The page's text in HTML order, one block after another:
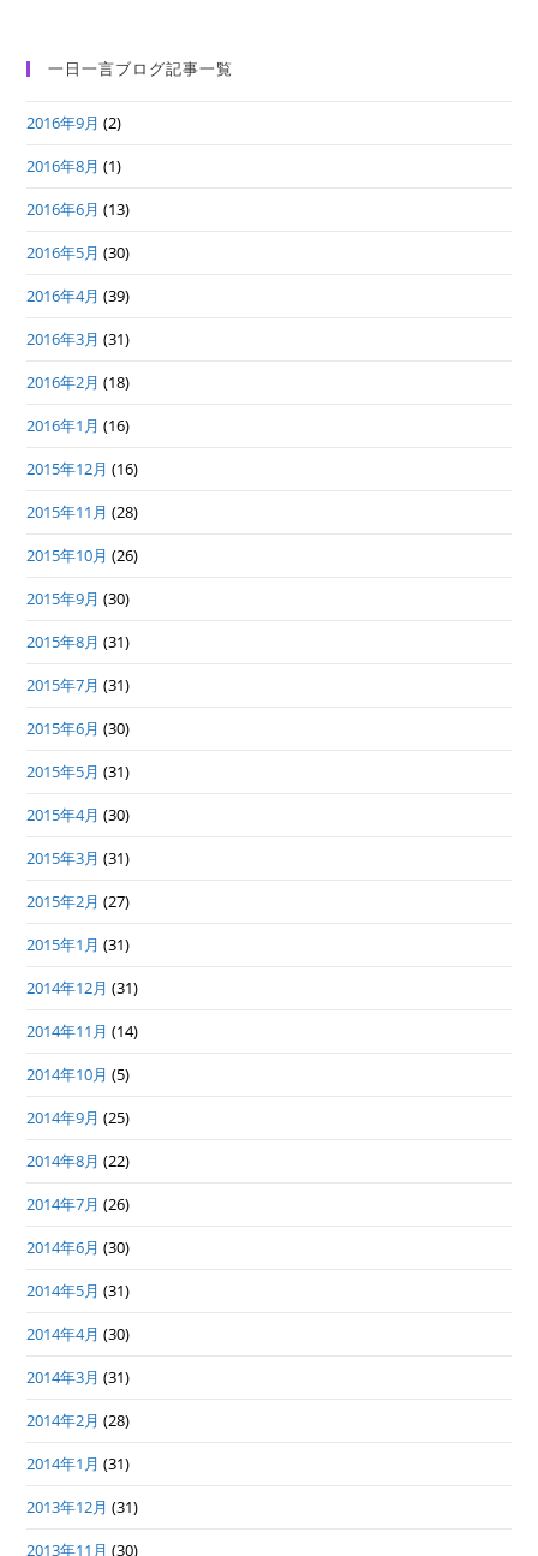
一日一言ブログ記事一覧
2016年9月 (2)
2016年8月 (1)
2016年6月 (13)
2016年5月 (30)
2016年4月 (39)
2016年3月 (31)
2016年2月 (18)
2016年1月 (16)
2015年12月 (16)
2015年11月 (28)
2015年10月 (26)
2015年9月 (30)
2015年8月 (31)
2015年7月 (31)
2015年6月 (30)
2015年5月 (31)
2015年4月 (30)
2015年3月 (31)
2015年2月 (27)
2015年1月 (31)
2014年12月 (31)
2014年11月 (14)
2014年10月 (5)
2014年9月 (25)
2014年8月 (22)
2014年7月 (26)
2014年6月 (30)
2014年5月 (31)
2014年4月 (30)
2014年3月 (31)
2014年2月 (28)
2014年1月 (31)
2013年12月 (31)
2013年11月 (30)